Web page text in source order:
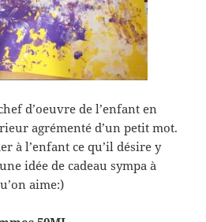
d’oeuvre de l’enfant en
agrémenté d’un petit mot.
à l’enfant ce qu’il désire y
idée de cadeau sympa à
aime:)